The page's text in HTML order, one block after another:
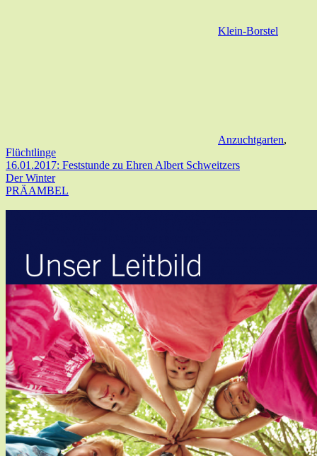
Klein-Borstel
Anzuchtgarten,
Flüchtlinge
16.01.2017: Feststunde zu Ehren Albert Schweitzers
Der Winter
PRÄAMBEL